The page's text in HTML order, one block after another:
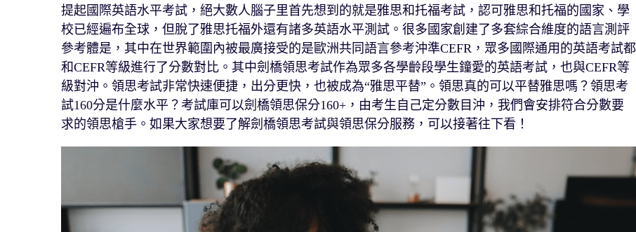
提起國際英語水平考試，絕大數人腦子里首先想到的就是雅思和托福考試，認可雅思和托福的國家、學
校已經遍布全球，但脫了雅思托福外還有諸多英語水平測試。很多國家創建了多套綜合維度的語言測評
參考體是，其中在世界範圍內被最廣接受的是歐洲共同語言參考沖準CEFR，眾多國際通用的英語考試都
和CEFR等級進行了分數對比。其中劍橋領思考試作為眾多各學齡段學生鐘愛的英語考試，也與CEFR等
級對沖。領思考試非常快速便捷，出分更快，也被成為“雅思平替”。領思真的可以平替雅思嗎？領思考
試160分是什麼水平？考試庫可以劍橋領思保分160+，由考生自己定分數目沖，我們會安排符合分數要
求的領思槍手。如果大家想要了解劍橋領思考試與領思保分服務，可以接著往下看！